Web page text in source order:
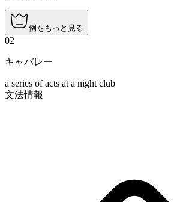
例をもっと見る
02
キャバレー
a series of acts at a night club
文法情報